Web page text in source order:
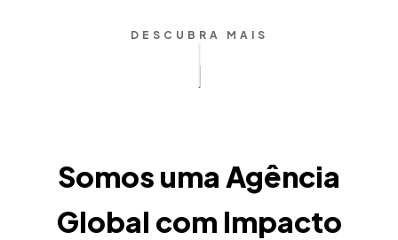
DESCUBRA MAIS
Somos uma Agência
Global com Impacto